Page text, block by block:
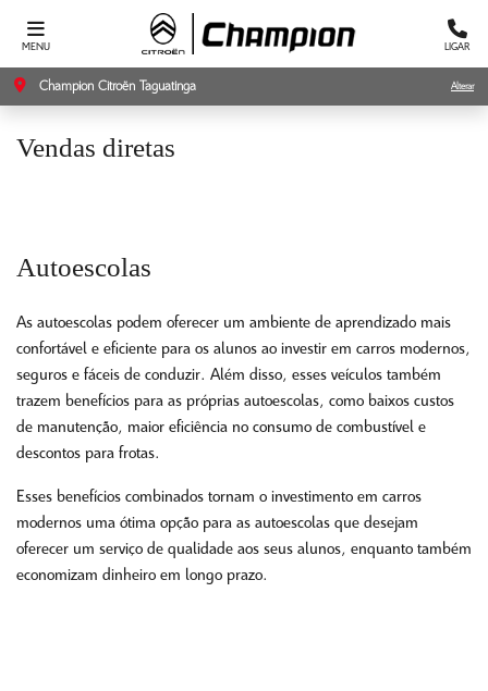
MENU LIGAR
Champion Citroën Taguatinga Alterar
Vendas diretas
Autoescolas
As autoescolas podem oferecer um ambiente de aprendizado mais
confortável e eficiente para os alunos ao investir em carros modernos,
seguros e fáceis de conduzir. Além disso, esses veículos também
trazem benefícios para as próprias autoescolas, como baixos custos
de manutenção, maior eficiência no consumo de combustível e
descontos para frotas.
Esses benefícios combinados tornam o investimento em carros
modernos uma ótima opção para as autoescolas que desejam
oferecer um serviço de qualidade aos seus alunos, enquanto também
economizam dinheiro em longo prazo.